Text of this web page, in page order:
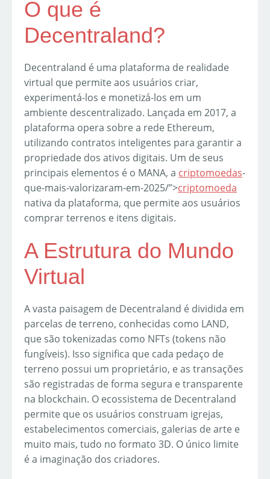
O que é
Decentraland?
Decentraland é uma plataforma de realidade
virtual que permite aos usuários criar,
experimentá-los e monetizá-los em um
ambiente descentralizado. Lançada em 2017, a
plataforma opera sobre a rede Ethereum,
utilizando contratos inteligentes para garantir a
propriedade dos ativos digitais. Um de seus
principais elementos é o MANA, a criptomoedas-
que-mais-valorizaram-em-2025/”>criptomoeda
nativa da plataforma, que permite aos usuários
comprar terrenos e itens digitais.
A Estrutura do Mundo
Virtual
A vasta paisagem de Decentraland é dividida em
parcelas de terreno, conhecidas como LAND,
que são tokenizadas como NFTs (tokens não
fungíveis). Isso significa que cada pedaço de
terreno possui um proprietário, e as transações
são registradas de forma segura e transparente
na blockchain. O ecossistema de Decentraland
permite que os usuários construam igrejas,
estabelecimentos comerciais, galerias de arte e
muito mais, tudo no formato 3D. O único limite
é a imaginação dos criadores.